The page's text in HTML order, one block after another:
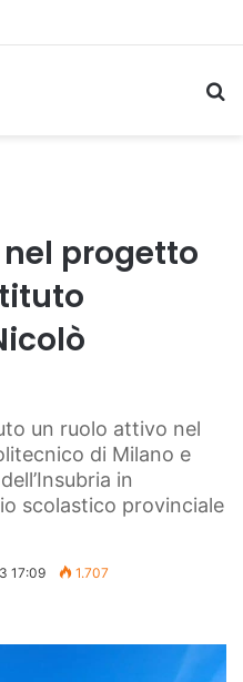
progetto
un ruolo attivo nel
di Milano e
in
scolastico provinciale
17:09 1.707